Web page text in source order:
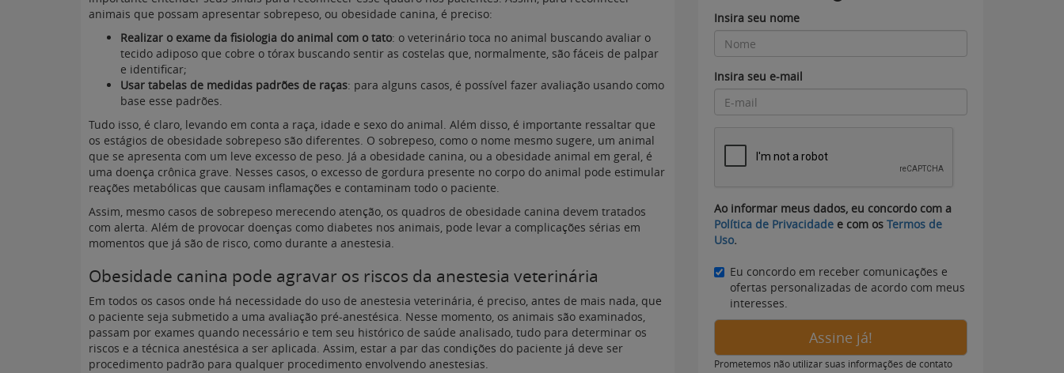
animais que possam apresentar sobrepeso, ou obesidade canina, é preciso:
Realizar o exame da fisiologia do animal com o tato: o veterinário toca no animal buscando avaliar o
tecido adiposo que cobre o tórax buscando sentir as costelas que, normalmente, são fáceis de palpar
e identificar;
Usar tabelas de medidas padrões de raças: para alguns casos, é possível fazer avaliação usando como
base esse padrões.
Tudo isso, é claro, levando em conta a raça, idade e sexo do animal. Além disso, é importante ressaltar que
os estágios de obesidade sobrepeso são diferentes. O sobrepeso, como o nome mesmo sugere, um animal
que se apresenta com um leve excesso de peso. Já a obesidade canina, ou a obesidade animal em geral, é
uma doença crônica grave. Nesses casos, o excesso de gordura presente no corpo do animal pode estimular
reações metabólicas que causam inflamações e contaminam todo o paciente.
Assim, mesmo casos de sobrepeso merecendo atenção, os quadros de obesidade canina devem tratados
com alerta. Além de provocar doenças como diabetes nos animais, pode levar a complicações sérias em
momentos que já são de risco, como durante a anestesia.
Obesidade canina pode agravar os riscos da anestesia veterinária
Em todos os casos onde há necessidade do uso de anestesia veterinária, é preciso, antes de mais nada, que
o paciente seja submetido a uma avaliação pré-anestésica. Nesse momento, os animais são examinados,
passam por exames quando necessário e tem seu histórico de saúde analisado, tudo para determinar os
riscos e a técnica anestésica a ser aplicada. Assim, estar a par das condições do paciente já deve ser
procedimento padrão para qualquer procedimento envolvendo anestesias.
Insira seu nome
Insira seu e-mail
Ao informar meus dados, eu concordo com a
Política de Privacidade e com os Termos de
Uso.
Eu concordo em receber comunicações e
ofertas personalizadas de acordo com meus
interesses.
Assine já!
Prometemos não utilizar suas informações de contato